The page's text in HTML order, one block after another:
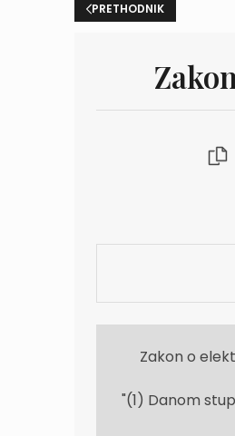
PRETHODNIK
Zakon o
"(1) Danom